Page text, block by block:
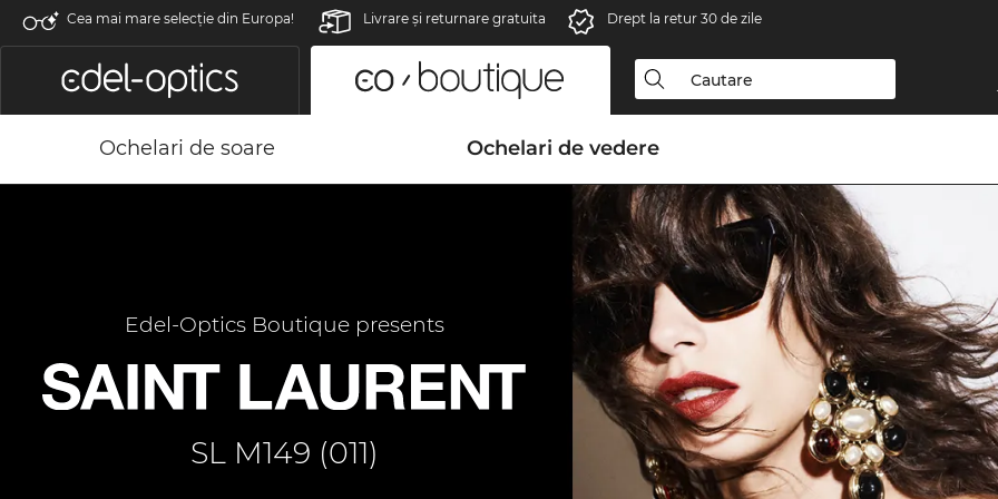
Cea mai mare selecție din Europa! Livrare şi returnare gratuita Drept la retur 30 de zile
Ochelari de soare Ochelari de vedere
SL M149 (011)
Edel-Optics Boutique presents